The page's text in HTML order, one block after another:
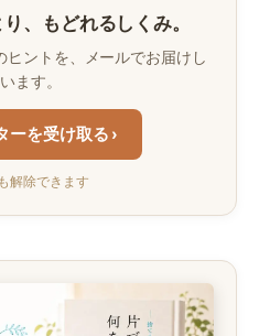
、もどれるしくみ。
ヒントを、メールでお届けし
ます。
ーを受け取る ›
解除できます